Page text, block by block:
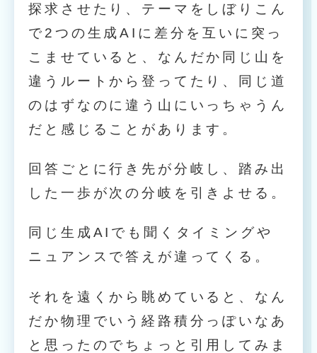
探求させたり、テーマをしぼりこん
で2つの生成AIに差分を互いに突っ
こませていると、なんだか同じ山を
違うルートから登ってたり、同じ道
のはずなのに違う山にいっちゃうん
だと感じることがあります。
回答ごとに行き先が分岐し、踏み出
した一歩が次の分岐を引きよせる。
同じ生成AIでも聞くタイミングや
ニュアンスで答えが違ってくる。
それを遠くから眺めていると、なん
だか物理でいう経路積分っぽいなあ
と思ったのでちょっと引用してみま